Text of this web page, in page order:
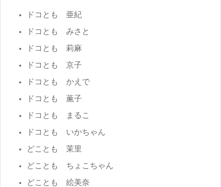
ドコとも 亜紀
ドコとも みさと
ドコとも 莉麻
ドコとも 京子
ドコとも かえで
ドコとも 薫子
ドコとも まるこ
ドコとも いかちゃん
どことも 茉里
どことも ちょこちゃん
どことも 絵美奈